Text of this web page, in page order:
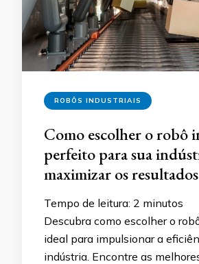
ROBÔS INDUSTRIAIS
Como escolher o robô
perfeito para sua
maximizar os resultados
Tempo de leitura: 2 minutos
Descubra como escolher o
ideal para impulsionar a
indústria. Encontre as